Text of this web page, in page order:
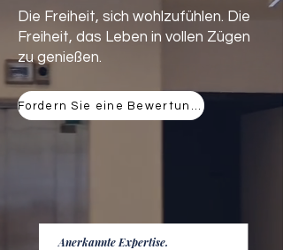
Die Freiheit, sich wohlzufühlen. Die
Freiheit, das Leben in vollen Zügen
zu genießen.
Anerkannte Expertise.